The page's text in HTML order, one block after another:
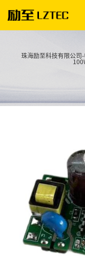
珠海励至科技有限公司